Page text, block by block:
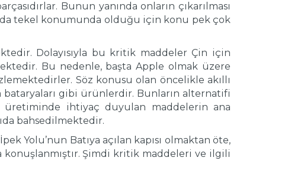
Bunun yanında onların çıkarılması
tekel konumunda olduğu için konu pek çok
Dolayısıyla bu kritik maddeler Çin için
Bu nedenle, başta Apple olmak üzere
Söz konusu olan öncelikle akıllı
gibi ürünlerdir. Bunların alternatifi
ihtiyaç duyulan maddelerin ana
bahsedilmektedir.
Yolu’nun Batıya açılan kapısı olmaktan öte,
Şimdi kritik maddeleri ve ilgili